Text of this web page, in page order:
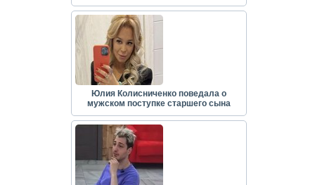
Юлия Колисниченко поведала о
мужском поступке старшего сына